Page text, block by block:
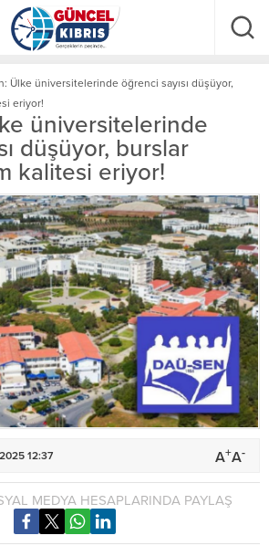
Ülke üniversitelerinde öğrenci sayısı düşüyor,
eriyor!
üniversitelerinde
düşüyor, burslar
kalitesi eriyor!
12:37 A+A-
MEDYA HESAPLARINDA PAYLAŞ